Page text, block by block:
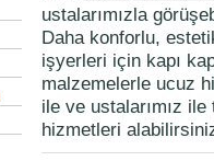
ustalarımızla
Daha konforlu,
işyerleri için kapı
malzemelerle ucuz
ile ve ustalarımız
hizmetleri